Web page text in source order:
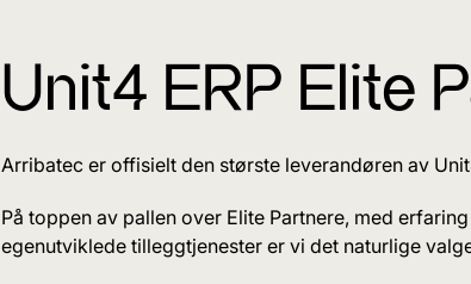
Unit4 ERP Elite
Arribatec er offisielt den største leverandøren av
På toppen av pallen over Elite Partnere, med
egenutviklede tilleggtjenester er vi det naturlige